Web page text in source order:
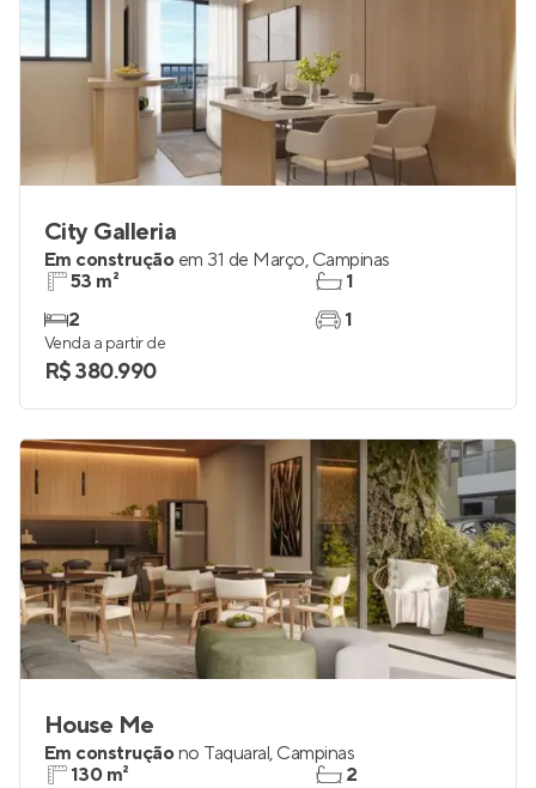
City Galleria
Em construção em 31 de Março, Campinas
53 m²
2
1
1
Venda a partir de
R$ 380.990
House Me
Em construçãono Taquaral, Campinas
130 m²
2